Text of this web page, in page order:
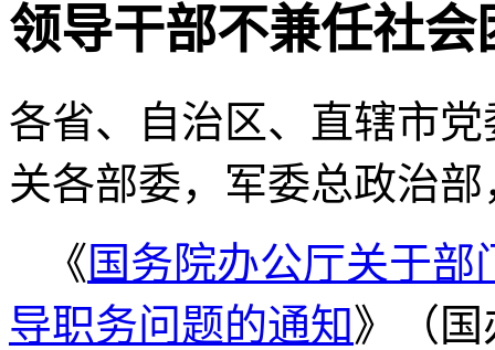
领导干部不兼任社会
各省、自治区、直辖市
关各部委，军委总政治
《国务院办公厅关于
导职务问题的通知 》（